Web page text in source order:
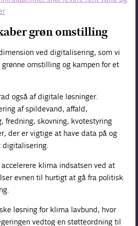
grøn omstilling
ved digitalisering, som vi
omstilling og kampen for et
også af digitale løsninger.
af spildevand, affald,
fredning, skovning, kvotestyring
der er vigtige at have data på og
digitalisering.
klima indsatsen ved at
evnen til hurtigt at gå fra politisk
løsning for klima lavbund, hvor
vedtog en støtteordning til